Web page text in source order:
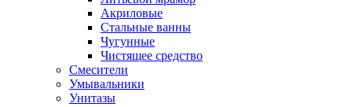
Акриловые
Стальные ванны
Чугунные
Чистящее средство
Смесители
Умывальники
Унитазы